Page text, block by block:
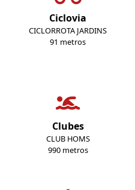
Ciclovia
CICLORROTA JARDINS
91 metros
Clubes
CLUB HOMS
990 metros